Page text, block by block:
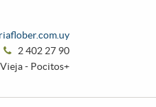
2 402 27 90
- Pocitos+